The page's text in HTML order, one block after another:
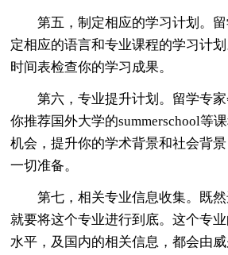
第五，制定相应的学习计划。留
定相应的语言和专业课程的学习计
时间表检查你的学习成果。
第六，专业提升计划。留学专家
你推荐国外大学的summerschool等
机会，提升你的学术背景和社会背
一切准备。
第七，相关专业信息收集。既然
就要将这个专业进行到底。这个专
水平，及国内的相关信息，都会由